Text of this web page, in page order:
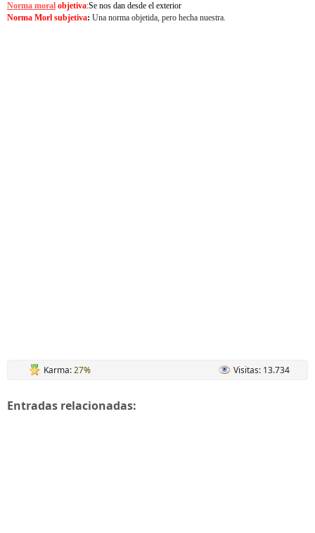
Norma moral objetiva:Se nos dan desde el exterior
Norma Morl subjetiva: Una norma objetida, pero hecha nuestra.
Karma:27% Visitas: 13.734
Entradas relacionadas: